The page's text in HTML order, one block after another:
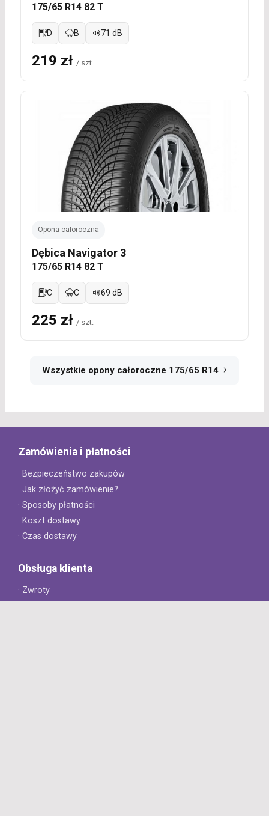
175/65 R14 82 T
D B 71 dB
219 zł / szt.
Opona całoroczna
Dębica Navigator 3
175/65 R14 82 T
C C 69 dB
225 zł / szt.
Wszystkie opony całoroczne 175/65 R14
Zamówienia i płatności
· Bezpieczeństwo zakupów
· Jak złożyć zamówienie?
· Sposoby płatności
· Koszt dostawy
· Czas dostawy
Obsługa klienta
· Zwroty